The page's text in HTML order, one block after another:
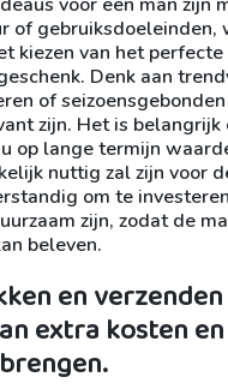
of gebruiksdoeleinden,
kiezen van het perfecte
Denk aan
of
zijn. Het is belangrijk
op lange termijn
nuttig zal zijn voor
om te
zijn, zodat de
beleven.
en
extra kosten